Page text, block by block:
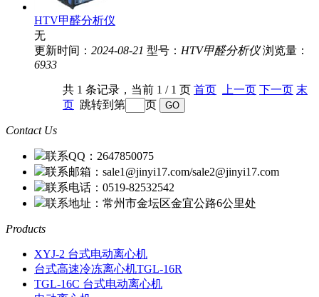
HTV甲醛分析仪
无
更新时间： 2024-08-21 型号： HTV甲醛分析仪浏览量：
6933
共 1 条记录，当前 1 / 1 页 首页 上一页 下一页 末
页 跳转到第 页
Contact Us
联系QQ：2647850075
联系邮箱：sale1@jinyi17.com/sale2@jinyi17.com
联系电话：0519-82532542
联系地址：常州市金坛区金宜公路6公里处
Products
XYJ-2 台式电动离心机
台式高速冷冻离心机TGL-16R
TGL-16C 台式电动离心机